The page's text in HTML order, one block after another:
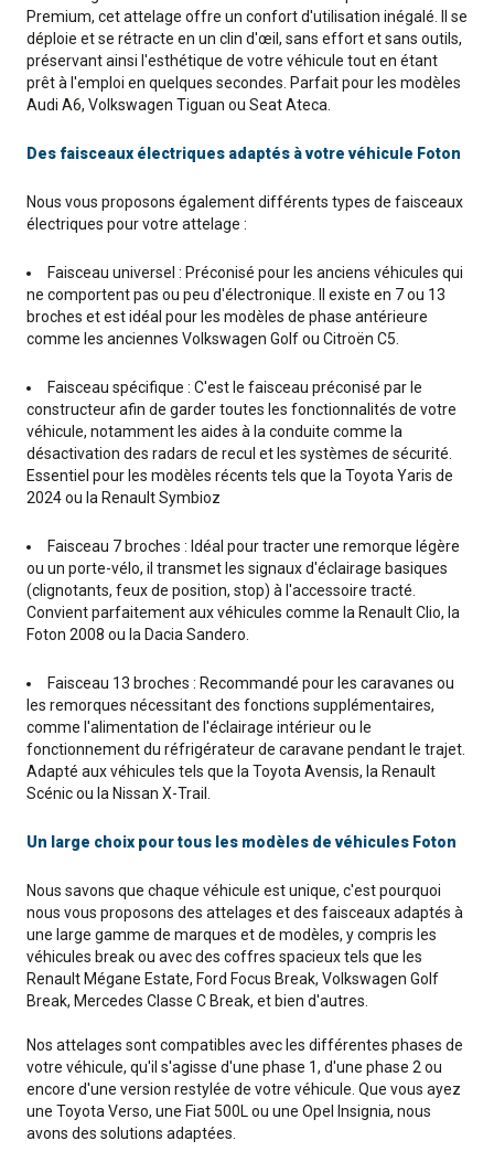
Premium, cet attelage offre un confort d'utilisation inégalé. Il se
déploie et se rétracte en un clin d'œil, sans effort et sans outils,
préservant ainsi l'esthétique de votre véhicule tout en étant
prêt à l'emploi en quelques secondes. Parfait pour les modèles
Audi A6, Volkswagen Tiguan ou Seat Ateca.
Des faisceaux électriques adaptés à votre véhicule Foton
Nous vous proposons également différents types de faisceaux
électriques pour votre attelage :
Faisceau universel : Préconisé pour les anciens véhicules qui
ne comportent pas ou peu d'électronique. Il existe en 7 ou 13
broches et est idéal pour les modèles de phase antérieure
comme les anciennes Volkswagen Golf ou Citroën C5.
Faisceau spécifique : C'est le faisceau préconisé par le
constructeur afin de garder toutes les fonctionnalités de votre
véhicule, notamment les aides à la conduite comme la
désactivation des radars de recul et les systèmes de sécurité.
Essentiel pour les modèles récents tels que la Toyota Yaris de
2024 ou la Renault Symbioz
Faisceau 7 broches : Idéal pour tracter une remorque légère
ou un porte-vélo, il transmet les signaux d'éclairage basiques
(clignotants, feux de position, stop) à l'accessoire tracté.
Convient parfaitement aux véhicules comme la Renault Clio, la
Foton 2008 ou la Dacia Sandero.
Faisceau 13 broches : Recommandé pour les caravanes ou
les remorques nécessitant des fonctions supplémentaires,
comme l'alimentation de l'éclairage intérieur ou le
fonctionnement du réfrigérateur de caravane pendant le trajet.
Adapté aux véhicules tels que la Toyota Avensis, la Renault
Scénic ou la Nissan X-Trail.
Un large choix pour tous les modèles de véhicules Foton
Nous savons que chaque véhicule est unique, c'est pourquoi
nous vous proposons des attelages et des faisceaux adaptés à
une large gamme de marques et de modèles, y compris les
véhicules break ou avec des coffres spacieux tels que les
Renault Mégane Estate, Ford Focus Break, Volkswagen Golf
Break, Mercedes Classe C Break, et bien d'autres.
Nos attelages sont compatibles avec les différentes phases de
votre véhicule, qu'il s'agisse d'une phase 1, d'une phase 2 ou
encore d'une version restylée de votre véhicule. Que vous ayez
une Toyota Verso, une Fiat 500L ou une Opel Insignia, nous
avons des solutions adaptées.